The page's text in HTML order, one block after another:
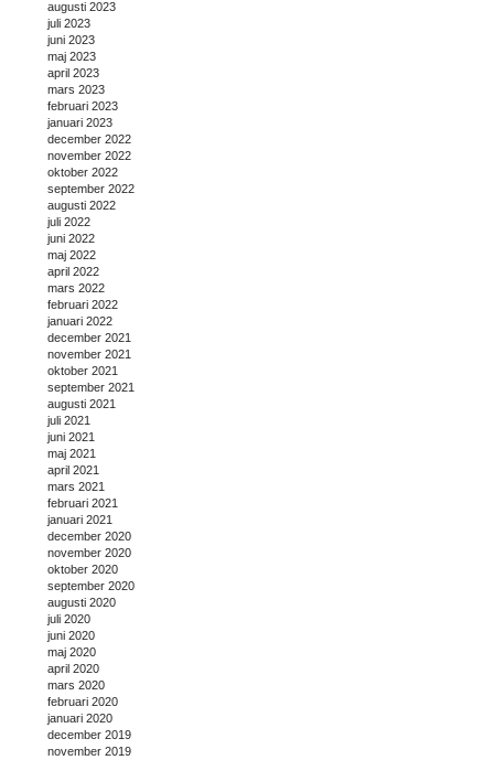
augusti 2023
juli 2023
juni 2023
maj 2023
april 2023
mars 2023
februari 2023
januari 2023
december 2022
november 2022
oktober 2022
september 2022
augusti 2022
juli 2022
juni 2022
maj 2022
april 2022
mars 2022
februari 2022
januari 2022
december 2021
november 2021
oktober 2021
september 2021
augusti 2021
juli 2021
juni 2021
maj 2021
april 2021
mars 2021
februari 2021
januari 2021
december 2020
november 2020
oktober 2020
september 2020
augusti 2020
juli 2020
juni 2020
maj 2020
april 2020
mars 2020
februari 2020
januari 2020
december 2019
november 2019